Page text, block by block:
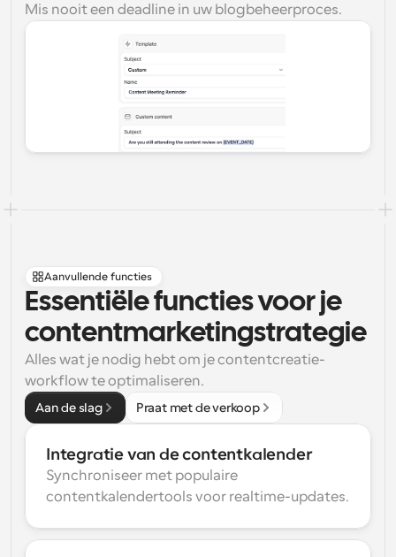
Mis nooit een deadline in uw blogbeheerproces.
Aanvullende functies
Essentiële functies voor je
contentmarketingstrategie
Alles wat je nodig hebt om je contentcreatie-
workflow te optimaliseren.
Aan de slag Praat met de verkoop
Integratie van de contentkalender
Synchroniseer met populaire
contentkalendertools voor realtime-updates.